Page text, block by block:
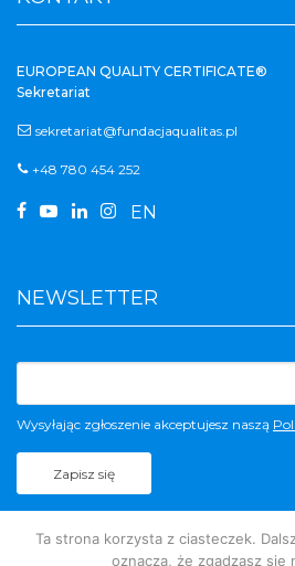
EUROPEAN QUALITY CERTIFICATE®
Sekretariat
sekretariat@fundacjaqualitas.pl
+48 780 454 252
    EN
NEWSLETTER
Wysyłając zgłoszenie akceptujesz naszą
Ta strona korzysta z ciasteczek.
oznacza, że zgadzasz się